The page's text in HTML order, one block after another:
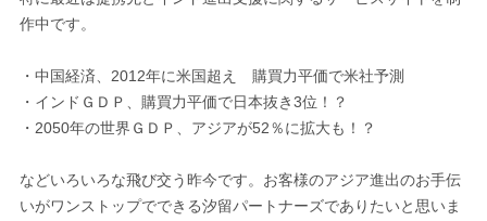
作中です。
・中国経済、2012年に米国超え 購買力平価で米社予測
・インドＧＤＰ、購買力平価で日本抜き3位！？
・2050年の世界ＧＤＰ、アジアが52％に拡大も！？
などいろいろな飛び交う昨今です。お客様のアジア進出のお手伝
いがワンストップでできる汐留パートナーズでありたいと思いま